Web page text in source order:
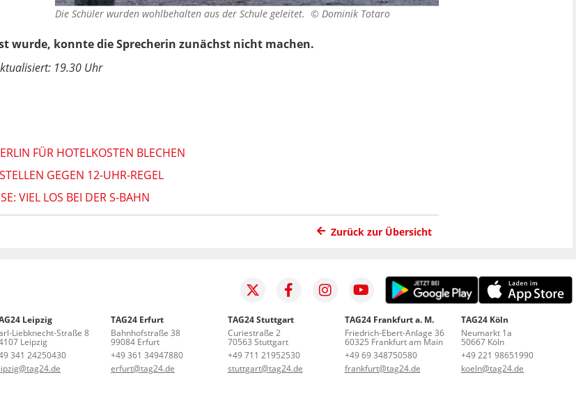
Die Schüler wurden wohlbehalten aus der Schule geleitet. © Dominik Totaro
wurde, konnte die Sprecherin zunächst nicht machen.
19.30 Uhr
FÜR HOTELKOSTEN BLECHEN
GEGEN 12-UHR-REGEL
VIEL LOS BEI DER S-BAHN
Zurück zur Übersicht
Leipzig
Liebknecht-Straße 8
Leipzig
341 24250430
TAG24 Erfurt
Bahnhofstraße 38
99084 Erfurt
+49 361 34947880
erfurt@tag24.de
TAG24 Stuttgart
Curiestraße 2
70563 Stuttgart
+49 711 21952530
stuttgart@tag24.de
TAG24 Frankfurt a. M.
Friedrich-Ebert-Anlage 36
60325 Frankfurt am Main
+49 69 348750580
frankfurt@tag24.de
TAG24 Köln
Neumarkt 1a
50667 Köln
+49 221 98651990
koeln@tag24.de